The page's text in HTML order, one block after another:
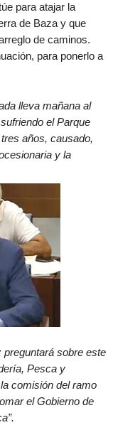
para atajar la
de Baza y que
de caminos.
para ponerlo a
lleva mañana al
el Parque
años, causado,
y la
sobre este
Pesca y
comisión del ramo
el Gobierno de